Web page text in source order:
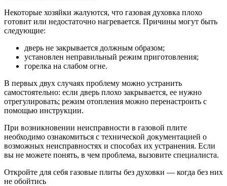
Некоторые хозяйки жалуются, что газовая духовка плохо
готовит или недостаточно нагревается. Причины могут быть
следующие:
дверь не закрывается должным образом;
установлен неправильный режим приготовления;
горелка на слабом огне.
В первых двух случаях проблему можно устранить
самостоятельно: если дверь плохо закрывается, ее нужно
отрегулировать; режим отопления можно перенастроить с
помощью инструкции.
При возникновении неисправности в газовой плите
необходимо ознакомиться с технической документацией о
возможных неисправностях и способах их устранения. Если
вы не можете понять, в чем проблема, вызовите специалиста.
Откройте для себя газовые плиты без духовки — когда без них
не обойтись